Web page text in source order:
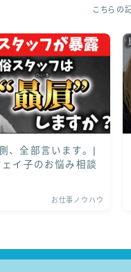
こちらの
、全部言います。|
イ子のお悩み相談
お仕事ノウハウ